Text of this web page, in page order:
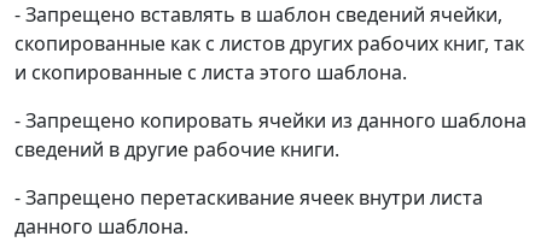
- Запрещено вставлять в шаблон сведений ячейки,
скопированные как с листов других рабочих книг, так
и скопированные с листа этого шаблона.
- Запрещено копировать ячейки из данного шаблона
сведений в другие рабочие книги.
- Запрещено перетаскивание ячеек внутри листа
данного шаблона.